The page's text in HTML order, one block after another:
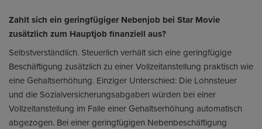
Zahlt sich ein geringfügiger Nebenjob bei Star Movie
zusätzlich zum Hauptjob finanziell aus?
Selbstverständlich. Steuerlich verhält sich eine geringfügige
Beschäftigung zusätzlich zu einer Vollzeitanstellung praktisch wie
eine Gehaltserhöhung. Einziger Unterschied: Die Lohnsteuer
und die Sozialversicherungsabgaben würden bei einer
Vollzeitanstellung im Falle einer Gehaltserhöhung automatisch
abgezogen. Bei einer geringfügigen Nebenbeschäftigung